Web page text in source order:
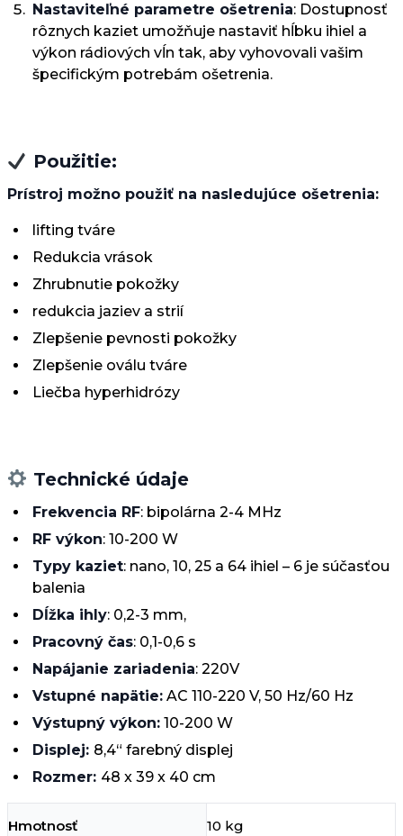
Nastaviteľné parametre ošetrenia: Dostupnosť
rôznych kaziet umožňuje nastaviť hĺbku ihiel a
výkon rádiových vĺn tak, aby vyhovovali vašim
špecifickým potrebám ošetrenia.
Použitie:
Prístroj možno použiť na nasledujúce ošetrenia:
lifting tváre
Redukcia vrások
Zhrubnutie pokožky
redukcia jaziev a strií
Zlepšenie pevnosti pokožky
Zlepšenie oválu tváre
Liečba hyperhidrózy
Technické údaje
Frekvencia RF: bipolárna 2-4 MHz
RF výkon: 10-200 W
Typy kaziet: nano, 10, 25 a 64 ihiel – 6 je súčasťou
balenia
Dĺžka ihly: 0,2-3 mm,
Pracovný čas: 0,1-0,6 s
Napájanie zariadenia: 220V
Vstupné napätie: AC 110-220 V, 50 Hz/60 Hz
Výstupný výkon: 10-200 W
Displej: 8,4“ farebný displej
Rozmer: 48 x 39 x 40 cm
Hmotnosť 10 kg